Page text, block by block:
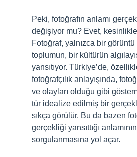
Peki, fotoğrafın anlamı
değişiyor mu? Evet,
Fotoğraf, yalnızca bir
toplumun, bir kültürün
yansıtıyor. Türkiye’de,
fotoğrafçılık anlayışında,
ve olayları olduğu gibi
tür idealize edilmiş bir
sıkça görülür. Bu da bazen
gerçekliği yansıttığı anlamının
sorgulanmasına yol açar.